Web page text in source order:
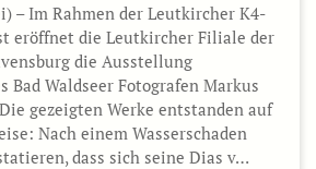
– Im Rahmen der Leutkircher K4-
eröffnet die Leutkircher Filiale der
die Ausstellung
Bad Waldseer Fotografen Markus
gezeigten Werke entstanden auf
Nach einem Wasserschaden
dass sich seine Dias v…